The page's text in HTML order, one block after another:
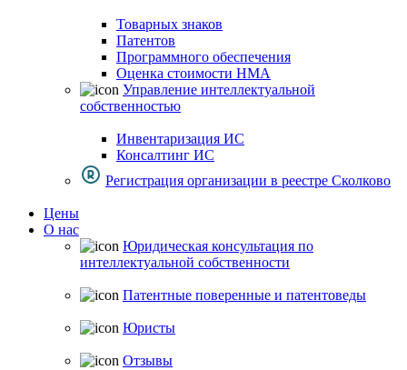
Товарных знаков
Патентов
Программного обеспечения
Оценка стоимости НМА
Управление интеллектуальной
собственностью
Инвентаризация ИС
Консалтинг ИС
Регистрация организации в реестре Сколково
Цены
О нас
Юридическая консультация по
интеллектуальной собственности
Патентные поверенные и патентоведы
Юристы
Отзывы